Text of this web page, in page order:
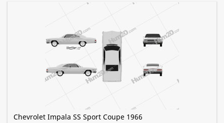
Chevrolet Impala SS Sport Coupe 1966